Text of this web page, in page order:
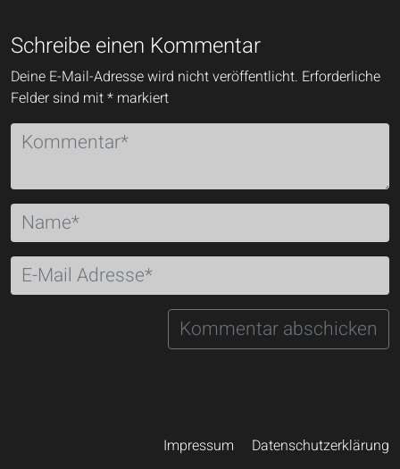
Schreibe einen Kommentar
Deine E-Mail-Adresse wird nicht veröffentlicht. Erforderliche
Felder sind mit* markiert
Impressum Datenschutzerklärung